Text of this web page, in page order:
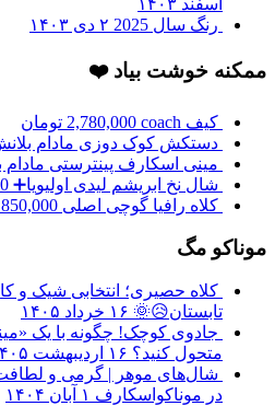
اسفند ۱۴۰۳
رنگ سال 2025
۲ دی ۱۴۰۳
ممکنه خوشت بیاد ❤️
کیف coach 2,780,000 تومان
دستکش کوک دوزی مادام
مینی اسکارف پینترستی مادام
شال نخ ابریشم لیدی اولیویا➕
کلاه رافیا گوچی اصلی 850,000
موناکو مگ
کلاه حصیری؛ انتخابی شیک و
تابستان😥🌞 ۱۶ خرداد ۱۴۰۵
جادوی کوچک! چگونه با یک
متحول کنید؟ ۱۶ اردیبهشت ۱۴۰۵
شال‌های موهر | گرمی و
در موناکواسکارف ۱ آبان ۱۴۰۴